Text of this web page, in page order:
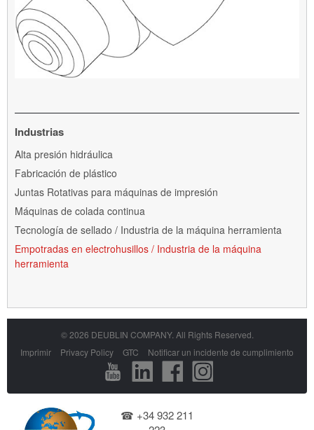
Industrias
Saltar
navegación
Alta presión hidráulica
Fabricación de plástico
Juntas Rotativas para máquinas de impresión
Máquinas de colada continua
Tecnología de sellado / Industria de la máquina herramienta
Empotradas en electrohusillos / Industria de la máquina
herramienta
© 2026 DEUBLIN COMPANY. All Rights Reserved.
Saltar
navegación
Imprimir Privacy Policy GTC Notificar un incidente de cumplimiento
☎ +34 932 211